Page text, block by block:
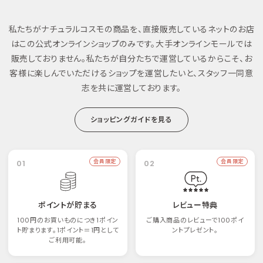
私たちがナチュラルコスモの商品を、直接販売しているネットのお店
はこの公式オンラインショップのみです。大手オンラインモールでは
販売しておりません。私たちが自分たちで運営しているからこそ、お
客様に楽しんでいただけるショップを運営したいと、スタッフ一同意
志を共に運営しております。
ショッピングガイドを見る
01 会員限定
ポイントが貯まる
100円のお買いものにつき1ポイン
ト貯まります。1ポイント＝1円として
ご利用可能。
02 会員限定
レビュー特典
ご購入商品のレビューで100ポイ
ントプレゼント。